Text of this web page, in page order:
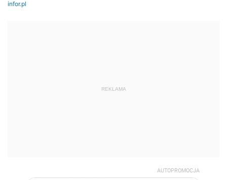
REKLAMA
AUTOPROMOCJA